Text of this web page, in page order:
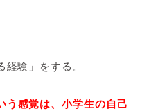
験」をする。
う感覚は、小学生の自己